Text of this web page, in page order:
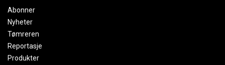
Abonner
Nyheter
Tømreren
Reportasje
Produkter